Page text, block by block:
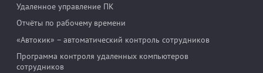
Удаленное управление ПК
Отчёты по рабочему времени
«Автокик» – автоматический контроль сотрудников
Программа контроля удаленных компьютеров
сотрудников